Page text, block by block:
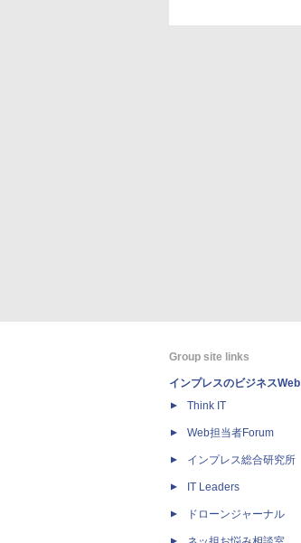
Group site links
インプレスのビジネスWeb
Think IT
Web担当者Forum
インプレス総合研究所
IT Leaders
ドローンジャーナル